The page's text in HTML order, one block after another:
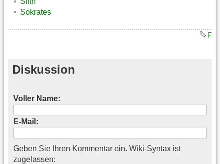
Sokrates
F
Diskussion
Voller Name:
E-Mail:
Geben Sie Ihren Kommentar ein. Wiki-Syntax ist
zugelassen: